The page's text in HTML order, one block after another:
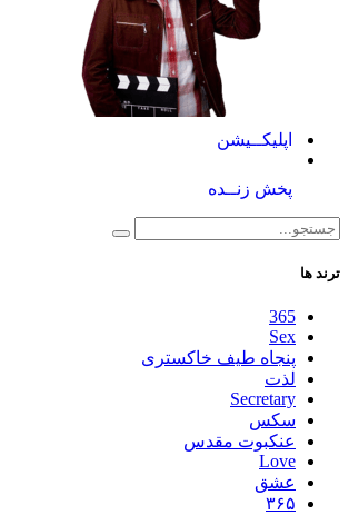
اپلیکــیشن
پخش زنــده
ترند ها
365
Sex
پنجاه طیف خاکستری
لذت
Secretary
سکس
عنکبوت مقدس
Love
عشق
۳۶۵